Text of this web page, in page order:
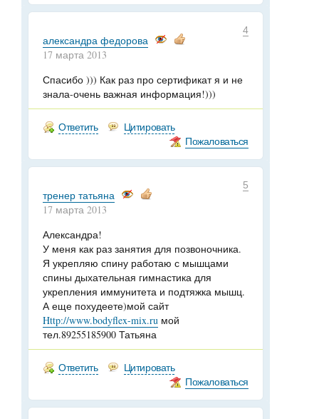
4
александра федорова
17 марта 2013
Спасибо ))) Как раз про сертификат я и не
знала-очень важная информация!)))
Ответить
Цитировать
Пожаловаться
5
тренер татьяна
17 марта 2013
Александра!
У меня как раз занятия для позвоночника.
Я укрепляю спину работаю с мышцами
спины дыхательная гимнастика для
укрепления иммунитета и подтяжка мышц.
А еще похудеете)мой сайт
Http://www.bodyflex-mix.ru мой
тел.89255185900 Татьяна
Ответить
Цитировать
Пожаловаться